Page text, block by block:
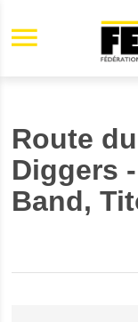
Route
Diggers
Band,